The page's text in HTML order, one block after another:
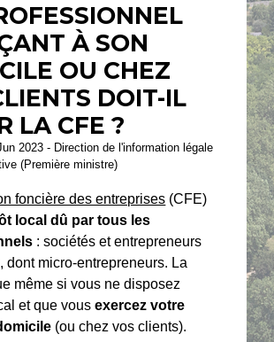
À SON
OU CHEZ
DOIT-IL
LA CFE ?
2023 - Direction de l'information légale
(Première ministre)
foncière des entreprises (CFE)
local dû par tous les
: sociétés et entrepreneurs
dont micro-entrepreneurs. La
même si vous ne disposez
et que vousexercez votre
(ou chez vos clients).